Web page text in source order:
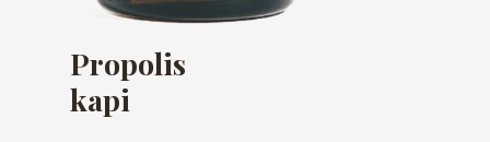
Propolis
kapi